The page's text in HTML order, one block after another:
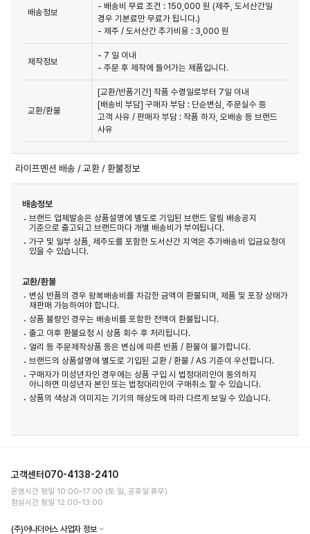
배송정보
- 배송비 무료 조건 : 150,000 원 (제주, 도서산간일
경우 기본료만 무료가 됩니다.)
- 제주 / 도서산간 추가비용 : 3,000 원
제작정보
- 7 일 이내
- 주문 후 제작에 들어가는 제품입니다.
교환/환불
[교환/반품기간] 작품 수령일로부터 7일 이내
[배송비 부담] 구매자 부담 : 단순변심, 주문실수 등
고객 사유 / 판매자 부담 : 작품 하자, 오배송 등 브랜드
사유
라이프멘션 배송 / 교환 / 환불정보
배송정보
브랜드 업체발송은 상품설명에 별도로 기입된 브랜드 알림 배송공지
기준으로 출고되고 브랜드마다 개별 배송비가 부여됩니다.
가구 및 일부 상품, 제주도를 포함한 도서산간 지역은 추가배송비 입금요청이
있을 수 있습니다.
교환/환불
변심 반품의 경우 왕복배송비를 차감한 금액이 환불되며, 제품 및 포장 상태가
재판매 가능하여야 합니다.
상품 불량인 경우는 배송비를 포함한 전액이 환불됩니다.
출고 이후 환불요청 시 상품 회수 후 처리됩니다.
얼리 등 주문제작상품 등은 변심에 따른 반품 / 환불이 불가합니다.
브랜드의 상품설명에 별도로 기입된 교환 / 환불 / AS 기준이 우선합니다.
구매자가 미성년자인 경우에는 상품 구입 시 법정대리인이 동의하지
아니하면 미성년자 본인 또는 법정대리인이 구매취소 할 수 있습니다.
상품의 색상과 이미지는 기기의 해상도에 따라 다르게 보일 수 있습니다.
고객센터 070-4138-2410
운영시간 평일 10:00–17:00 (토·일, 공휴일 휴무)
점심시간 평일 12:00–13:00
(주)어나더어스 사업자 정보